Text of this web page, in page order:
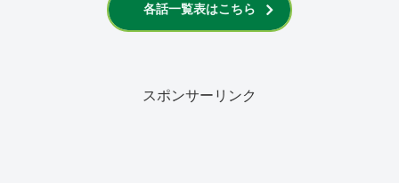
各話一覧表はこちら
スポンサーリンク